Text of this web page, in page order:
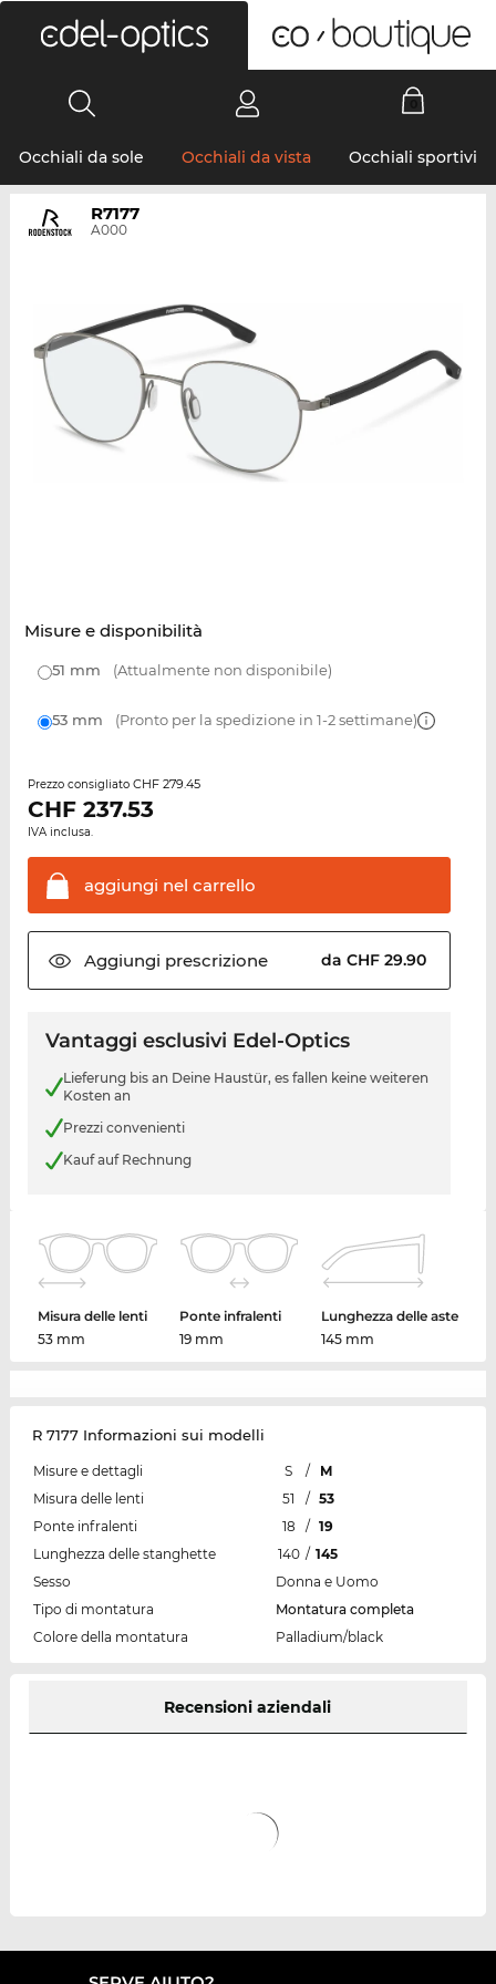
Occhiali da sole Occhiali da vista Occhiali sportivi
R7177
A000
Misure e disponibilità
51 mm (Attualmente non disponibile)
53 mm (Pronto per la spedizione in 1-2 settimane)
Prezzo consigliato CHF 279.45
CHF 237.53
IVA inclusa.
aggiungi nel carrello
Aggiungi prescrizione da CHF 29.90
Vantaggi esclusivi Edel-Optics
Lieferung bis an Deine Haustür, es fallen keine weiteren
Kosten an
Prezzi convenienti
Kauf auf Rechnung
Misura delle lenti
53 mm
Ponte infralenti
19 mm
Lunghezza delle aste
145 mm
R 7177 Informazioni sui modelli
Misure e dettagli S /
M
Misura delle lenti
51 / 53
Ponte infralenti
18 / 19
Lunghezza delle stanghette
140 / 145
Sesso
Donna e Uomo
Tipo di montatura
Montatura completa
Colore della montatura
Palladium/black
Recensioni aziendali